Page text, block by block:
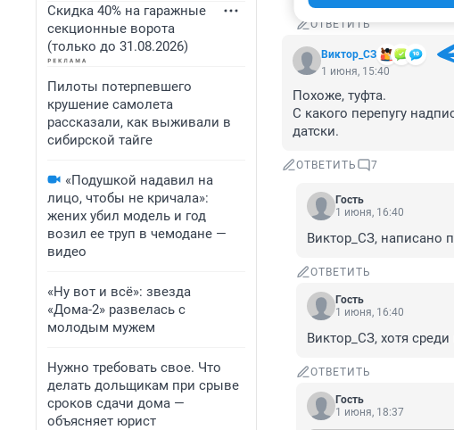
Скидка 40% на гаражные
секционные ворота
(только до 31.08.2026)
Пилоты потерпевшего
крушение самолета
рассказали, как выживали в
сибирской тайге
«Подушкой надавил на
лицо, чтобы не кричала»:
жених убил модель и год
возил ее труп в чемодане —
видео
«Ну вот и всё»: звезда
«Дома-2» развелась с
молодым мужем
Нужно требовать свое. Что
делать дольщикам при срыве
сроков сдачи дома —
объясняет юрист
ОТВЕТИТЬ
Виктор_СЗ
1 июня, 15:40
Похоже, туфта.
С какого перепугу
датски.
ОТВЕТИТЬ 7
Гость
1 июня, 16:40
Виктор_СЗ, написано
ОТВЕТИТЬ
Гость
1 июня, 16:40
Виктор_СЗ, хотя
ОТВЕТИТЬ
Гость
1 июня, 18:37